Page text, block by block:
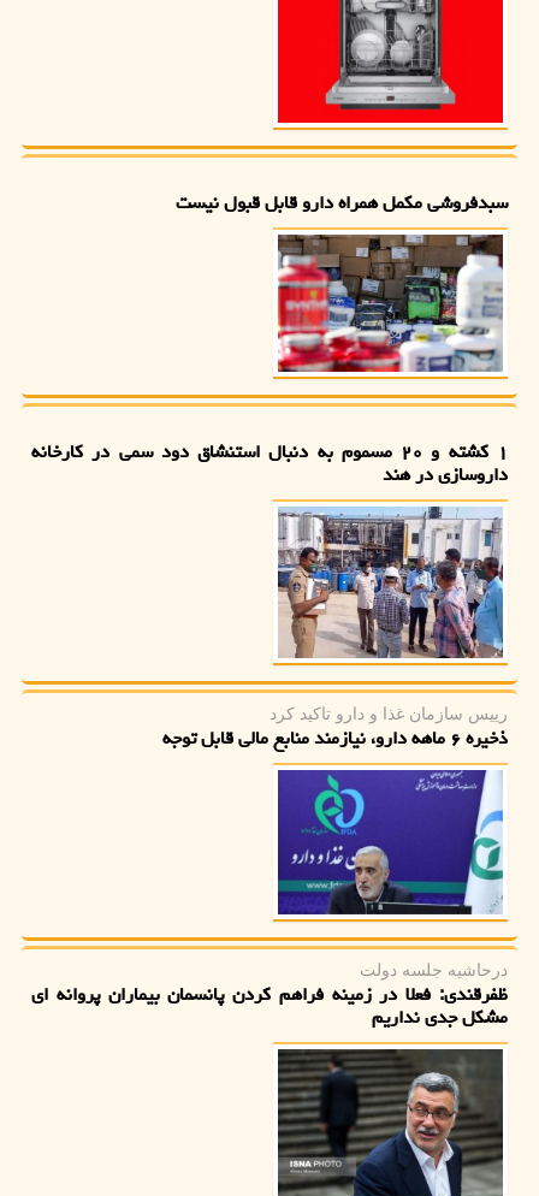
سبدفروشی مکمل همراه دارو قابل قبول نیست
۱ کشته و ۲۰ مسموم به دنبال استنشاق دود سمی در کارخانه
داروسازی در هند
رییس سازمان غذا و دارو تاكید كرد
ذخیره ۶ ماهه دارو، نیازمند منابع مالی قابل توجه
درحاشیه جلسه دولت
ظفرقندی: فعلا در زمینه فراهم کردن پانسمان بیماران پروانه ای
مشکل جدی نداریم